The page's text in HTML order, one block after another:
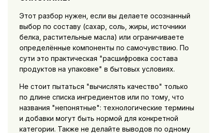
Этот разбор нужен, если вы делаете осознанный
выбор по составу (сахар, соль, жиры, источники
белка, растительные масла) или ограничиваете
определённые компоненты по самочувствию. По
сути это практическая "расшифровка состава
продуктов на упаковке" в бытовых условиях.
Не стоит пытаться "вычислять качество" только
по длине списка ингредиентов или по тому, что
названия "непонятные": технологические термины
и добавки могут быть нормой для конкретной
категории. Также не делайте выводов по одному